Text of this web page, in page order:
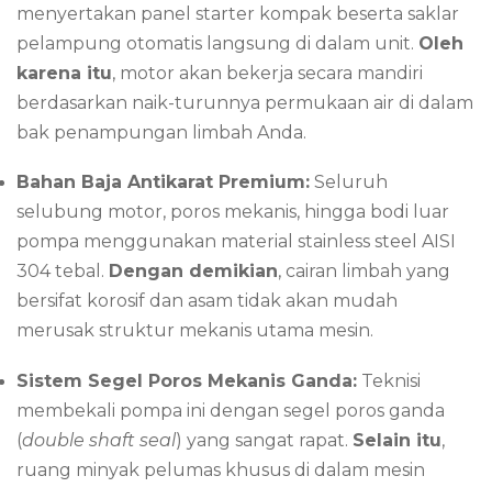
menyertakan panel starter kompak beserta saklar
pelampung otomatis langsung di dalam unit. Oleh
karena itu, motor akan bekerja secara mandiri
berdasarkan naik-turunnya permukaan air di dalam
bak penampungan limbah Anda.
Bahan Baja Antikarat Premium: Seluruh
selubung motor, poros mekanis, hingga bodi luar
pompa menggunakan material stainless steel AISI
304 tebal. Dengan demikian, cairan limbah yang
bersifat korosif dan asam tidak akan mudah
merusak struktur mekanis utama mesin.
Sistem Segel Poros Mekanis Ganda: Teknisi
membekali pompa ini dengan segel poros ganda
(double shaft seal) yang sangat rapat. Selain itu,
ruang minyak pelumas khusus di dalam mesin